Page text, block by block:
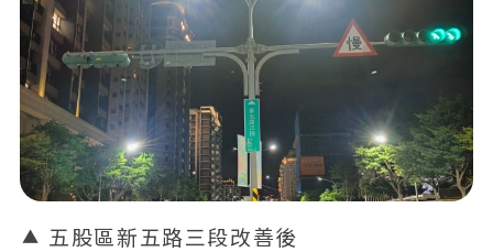
五股區新五路三段改善後